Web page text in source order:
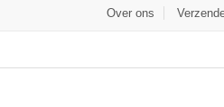
Over ons